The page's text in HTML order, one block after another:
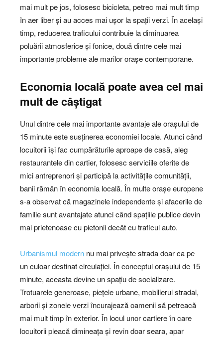
mai mult pe jos, folosesc bicicleta, petrec mai mult timp
în aer liber și au acces mai ușor la spații verzi. În același
timp, reducerea traficului contribuie la diminuarea
poluării atmosferice și fonice, două dintre cele mai
importante probleme ale marilor orașe contemporane.
Economia locală poate avea cel mai
mult de câștigat
Unul dintre cele mai importante avantaje ale orașului de
15 minute este susținerea economiei locale. Atunci când
locuitorii își fac cumpărăturile aproape de casă, aleg
restaurantele din cartier, folosesc serviciile oferite de
mici antreprenori și participă la activitățile comunității,
banii rămân în economia locală. În multe orașe europene
s-a observat că magazinele independente și afacerile de
familie sunt avantajate atunci când spațiile publice devin
mai prietenoase cu pietonii decât cu traficul auto.
Urbanismul modern nu mai privește strada doar ca pe
un culoar destinat circulației. În conceptul orașului de 15
minute, aceasta devine un spațiu de socializare.
Trotuarele generoase, piețele urbane, mobilierul stradal,
arborii și zonele verzi încurajează oamenii să petreacă
mai mult timp în exterior. În locul unor cartiere în care
locuitorii pleacă dimineața și revin doar seara, apar